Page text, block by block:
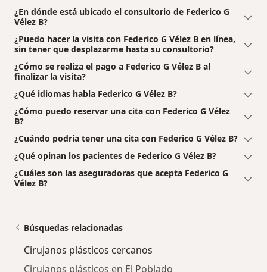
¿En dónde está ubicado el consultorio de Federico G
Vélez B?
¿Puedo hacer la visita con Federico G Vélez B en línea,
sin tener que desplazarme hasta su consultorio?
¿Cómo se realiza el pago a Federico G Vélez B al
finalizar la visita?
¿Qué idiomas habla Federico G Vélez B?
¿Cómo puedo reservar una cita con Federico G Vélez
B?
¿Cuándo podría tener una cita con Federico G Vélez B?
¿Qué opinan los pacientes de Federico G Vélez B?
¿Cuáles son las aseguradoras que acepta Federico G
Vélez B?
Búsquedas relacionadas
Cirujanos plásticos cercanos
Cirujanos plásticos en El Poblado